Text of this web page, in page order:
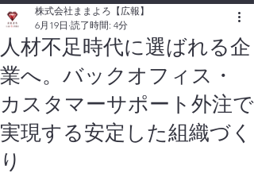
人材不足時代に選ばれる企
業へ。バックオフィス・
カスタマーサポート外注で
実現する安定した組織づく
り
株式会社ままよろ【広報】
6月19日 読了時間: 4分